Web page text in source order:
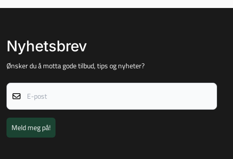
Nyhetsbrev
Ønsker du å motta gode tilbud, tips og nyheter?
E-post
Meld meg på!